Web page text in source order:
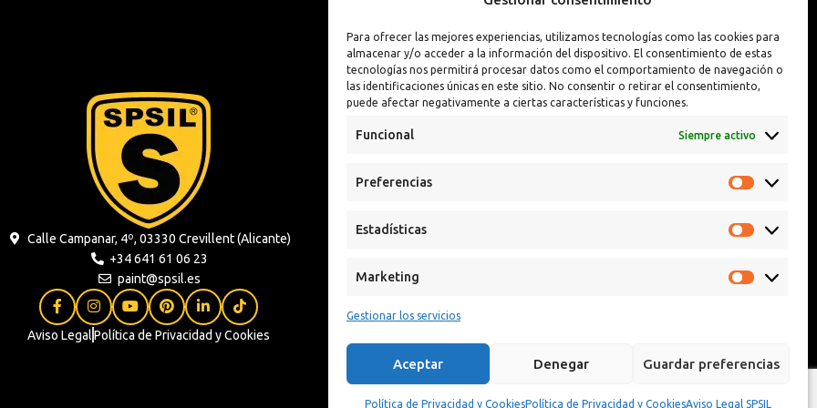
Para ofrecer las mejores experiencias, utilizamos tecnologías como las cookies para
almacenar y/o acceder a la información del dispositivo. El consentimiento de estas
tecnologías nos permitirá procesar datos como el comportamiento de navegación o
las identificaciones únicas en este sitio. No consentir o retirar el consentimiento,
puede afectar negativamente a ciertas características y funciones.
Funcional Siempre activo
Preferencias
Estadísticas
Marketing
Gestionar los servicios
Aceptar Denegar Guardar preferencias
Política de Privacidad y CookiesPolítica de Privacidad y CookiesAviso Legal SPSIL
Interior y Exterior PREMIUM Reparador de
Calle Campanar, 4º, 03330 Crevillent (Alicante)
+34 641 61 06 23
paint@spsil.es
Aviso LegalPolítica de Privacidad y Cookies